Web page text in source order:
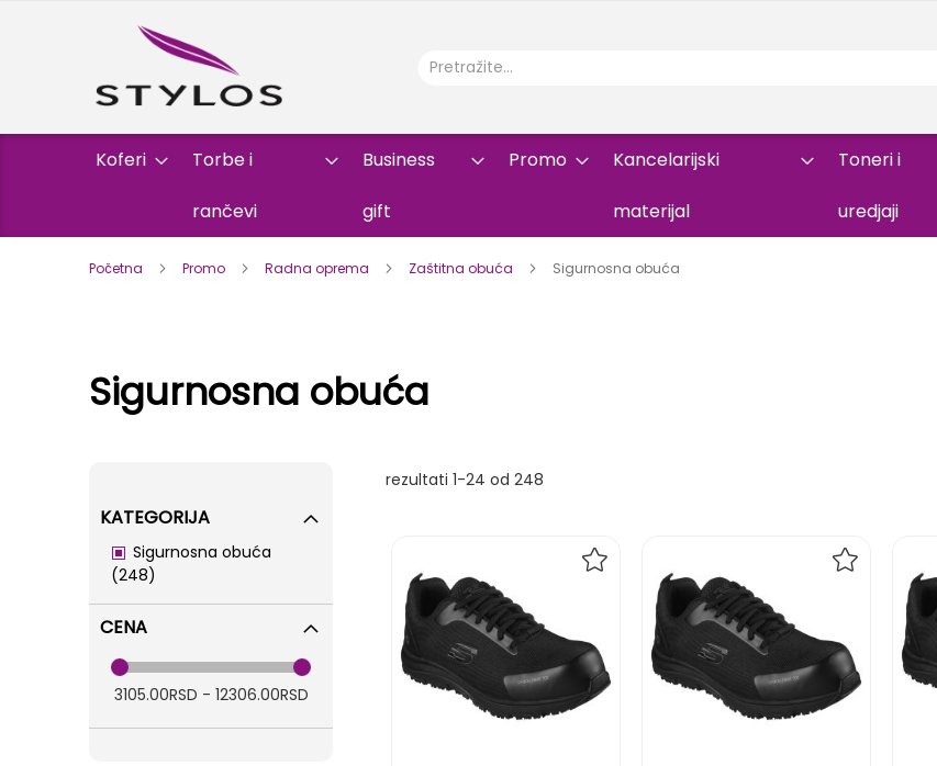
Koferi Torbe i
rančevi
Business
gift
Promo Kancelarijski
materijal
Toneri i
uredjaji
Početna Promo Radna oprema Zaštitna obuća Sigurnosna obuća
Sigurnosna obuća
rezultati 1-24 od 248
LISTU
ŽELJA
LISTU
ŽELJA
KATEGORIJA
Sigurnosna obuća
248
items
CENA
3105.00RSD - 12306.00RSD